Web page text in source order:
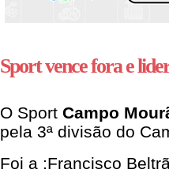
Sport vence fora e
O Sport Campo
pela 3ª divisão do
Foi a :Francisco